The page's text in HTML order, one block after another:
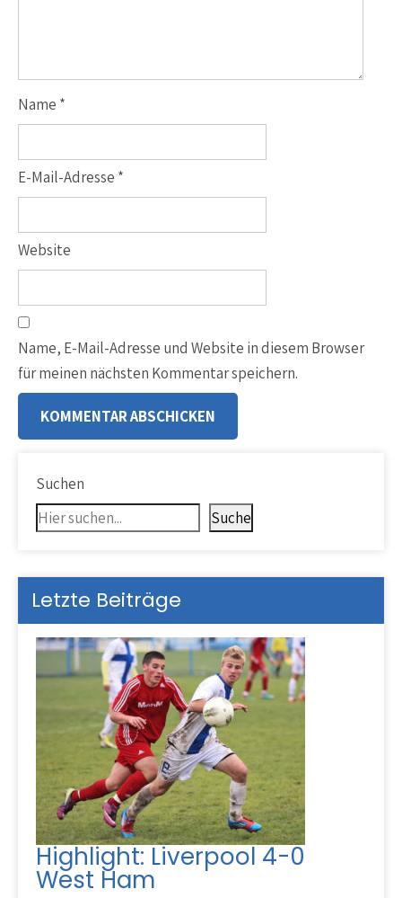
Name *
E-Mail-Adresse *
Website
Name, E-Mail-Adresse und Website in diesem Browser
für meinen nächsten Kommentar speichern.
Suchen
Suche
Letzte Beiträge
Highlight: Liverpool 4-0
West Ham